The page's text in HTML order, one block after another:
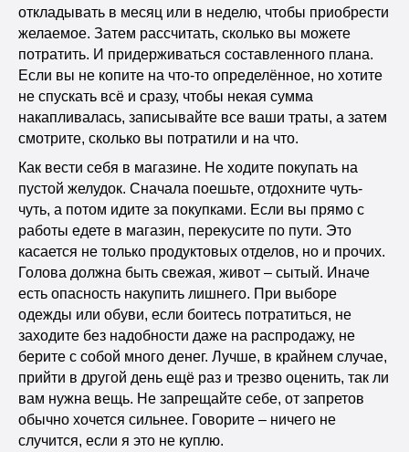
откладывать в месяц или в неделю, чтобы приобрести
желаемое. Затем рассчитать, сколько вы можете
потратить. И придерживаться составленного плана.
Если вы не копите на что-то определённое, но хотите
не спускать всё и сразу, чтобы некая сумма
накапливалась, записывайте все ваши траты, а затем
смотрите, сколько вы потратили и на что.
Как вести себя в магазине. Не ходите покупать на
пустой желудок. Сначала поешьте, отдохните чуть-
чуть, а потом идите за покупками. Если вы прямо с
работы едете в магазин, перекусите по пути. Это
касается не только продуктовых отделов, но и прочих.
Голова должна быть свежая, живот – сытый. Иначе
есть опасность накупить лишнего. При выборе
одежды или обуви, если боитесь потратиться, не
заходите без надобности даже на распродажу, не
берите с собой много денег. Лучше, в крайнем случае,
прийти в другой день ещё раз и трезво оценить, так ли
вам нужна вещь. Не запрещайте себе, от запретов
обычно хочется сильнее. Говорите – ничего не
случится, если я это не куплю.